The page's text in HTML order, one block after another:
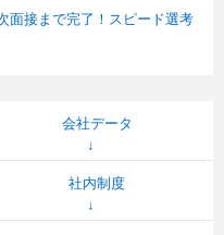
面接まで完了！スピード選考
会社データ
社内制度